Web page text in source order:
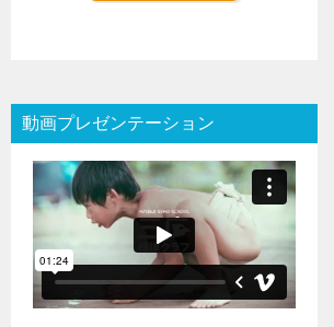
動画プレゼンテーション